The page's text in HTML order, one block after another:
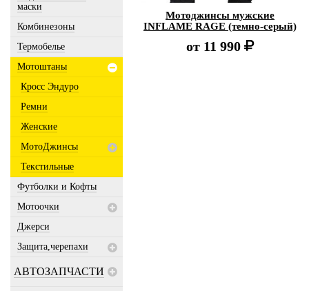
маски
Комбинезоны
Термобелье
Мотоштаны
Кросс Эндуро
Ремни
Женские
МотоДжинсы
Текстильные
Футболки и Кофты
Мотоочки
Джерси
Защита,черепахи
АВТОЗАПЧАСТИ
Мотоджинсы мужские
INFLAME RAGE (темно-серый)
от 11 990